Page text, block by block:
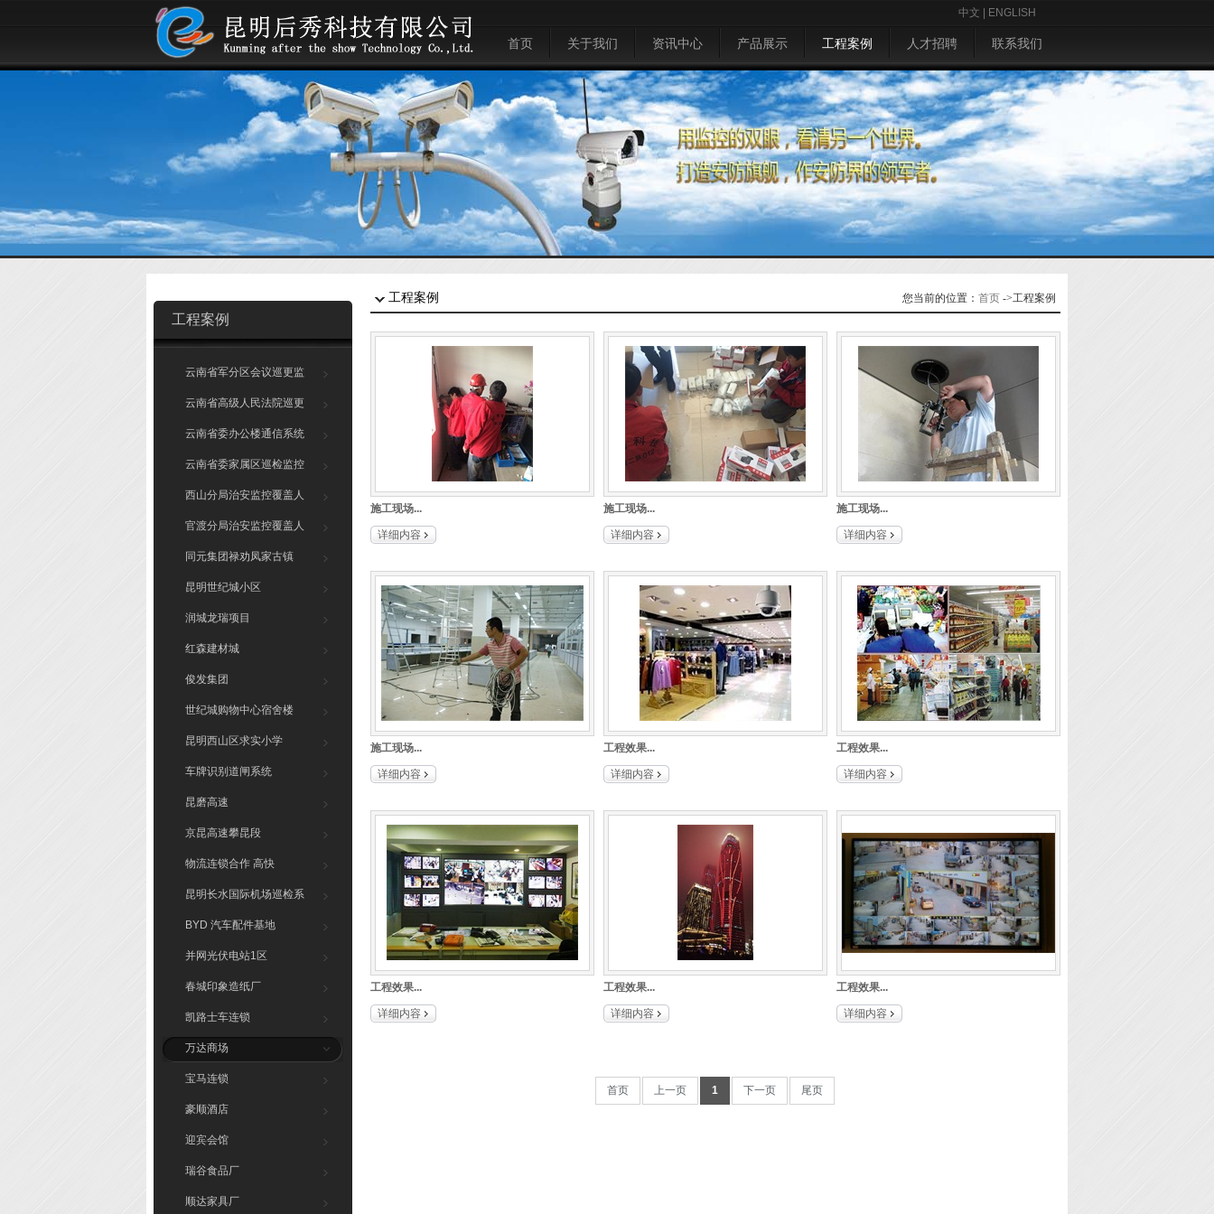
中文 ENGLISH
首页 关于我们
关于我们
组织机构
企业文化
资讯中心
公司新闻
行情评论
产品展示
电脑系列
安防监控系列
人相人脸识别抓拍系统
体温检测摄像系统
人流量统计系统
智能化大数据系统集成
拼接屏系统
车牌识别道闸系统
智能弱电综合布线系列
岗亭
隔离栏
防雷工程系列
工程案例
云南省军分区会议巡更监控系统
云南省高级人民法院巡更系统
云南省委办公楼通信系统
云南省委家属区巡检监控系统
西山分局治安监控覆盖人脸识别
官渡分局治安监控覆盖人脸识别
同元集团禄劝凤家古镇
润城龙瑞项目
世纪城购物中心宿舍楼
昆明西山区求实小学
车牌识别道闸系统
昆磨高速
昆明长水国际机场巡检系统
世纪城昆明叠春苑等
顺达家具厂
瑞谷食品厂
迎宾会馆
豪顺酒店
凯路士车连锁
春城印象造纸厂
并网光伏电站1区
BYD 汽车配件基地
人才招聘 联系我们
联系方式
在线留言
工程案例
云南省军分区会议巡更监
控系统
云南省高级人民法院巡更
系统
云南省委办公楼通信系统
云南省委家属区巡检监控
系统
西山分局治安监控覆盖人
脸识别
官渡分局治安监控覆盖人
脸识别
同元集团禄劝凤家古镇
昆明世纪城小区
润城龙瑞项目
红森建材城
俊发集团
世纪城购物中心宿舍楼
昆明西山区求实小学
车牌识别道闸系统
昆磨高速
京昆高速攀昆段
物流连锁合作 高快
昆明长水国际机场巡检系
BYD 汽车配件基地
并网光伏电站1区
春城印象造纸厂
凯路士车连锁
万达商场
宝马连锁
豪顺酒店
迎宾会馆
瑞谷食品厂
顺达家具厂
工程案例 您当前的位置： 首页 ->工程案例
施工现场...
详细内容
施工现场...
详细内容
施工现场...
详细内容
施工现场...
详细内容
工程效果...
详细内容
工程效果...
详细内容
工程效果...
详细内容
工程效果...
详细内容
工程效果...
详细内容
首页 上一页 1 下一页 尾页